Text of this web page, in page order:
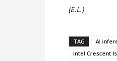
(E.L.)
TAG AI
Intel Crescent